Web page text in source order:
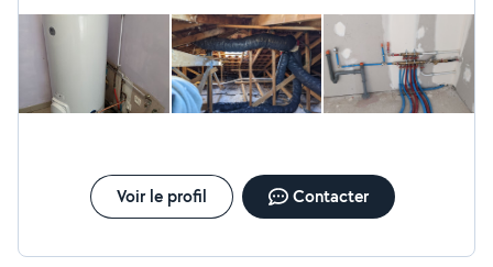
Voir le profil Contacter